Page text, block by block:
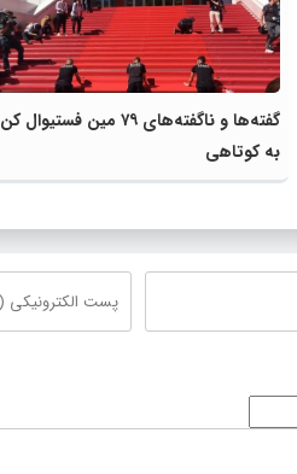
گفته‌ها و ناگفته‌های ۷۹ مین فستیوال کن
به کوتاهی